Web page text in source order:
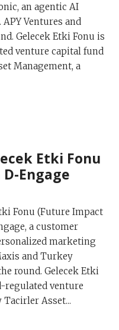
an agentic AI
Ventures and
Gelecek Etki Fonu is
venture capital fund
Management, a
Etki Fonu
Engage
Fonu (Future Impact
a customer
marketing
and Turkey
round. Gelecek Etki
regulated venture
Asset...